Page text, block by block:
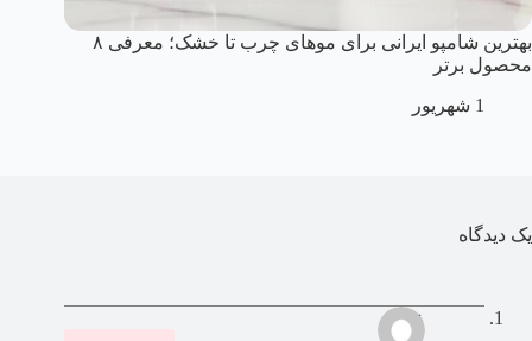
بهترین شامپو ایرانی برای موهای چرب تا خشک؛ معرفی ۸
محصول برتر
1 شهریور
یک دیدگاه
علی